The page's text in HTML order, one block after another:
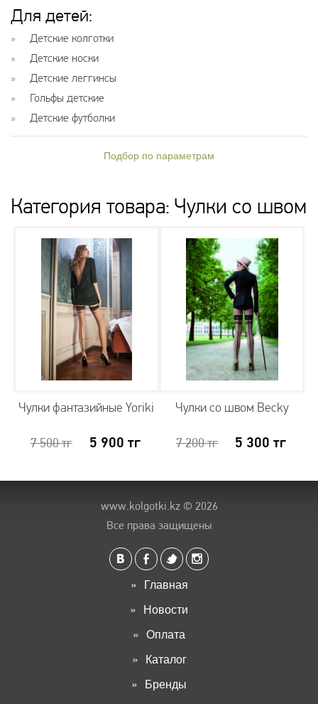
Для детей:
Детские колготки
Детские носки
Детские леггинсы
Гольфы детские
Детские футболки
Подбор по параметрам
Категория товара: Чулки со швом
Чулки фантазийные Yoriki
7 500тг 5 900 тг
Чулки со швом Becky
7 200тг 5 300 тг
www.kolgotki.kz© 2026
Все права защищены
Главная
Новости
Оплата
Каталог
Бренды